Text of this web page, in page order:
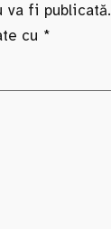
va fi publicată.
cu *